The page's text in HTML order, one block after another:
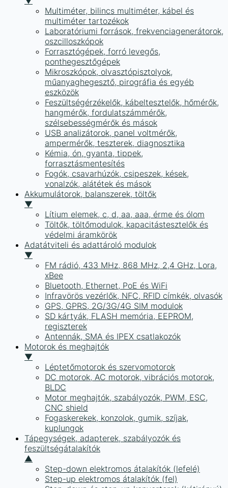
Multiméter, bilincs multiméter, kábel és
multiméter tartozékok
Laboratóriumi források, frekvenciagenerátorok,
oszcilloszkópok
Forrasztógépek, forró levegős,
ponthegesztőgépek
Mikroszkópok, olvasztópisztolyok,
műanyaghegesztő, pirográfia és egyéb
eszközök
Feszültségérzékelők, kábeltesztelők, hőmérők,
hangmérők, fordulatszámmérők,
szélsebességmérők és mások
USB analizátorok, panel voltmérők,
ampermérők, teszterek, diagnosztika
Kémia, ón, gyanta, tippek,
forrasztásmentesítés
Fogók, csavarhúzók, csipeszek, kések,
vonalzók, alátétek és mások
Akkumulátorok, balanszerek, töltők
▼
Lítium elemek, c, d, aa, aaa, érme és ólom
Töltők, töltőmodulok, kapacitástesztelők és
védelmi áramkörök
Adatátviteli és adattároló modulok
▼
FM rádió, 433 MHz, 868 MHz, 2,4 GHz, Lora,
xBee
Bluetooth, Ethernet, PoE és WiFi
Infravörös vezérlők, NFC, RFID címkék, olvasók
GPS, GPRS, 2G/3G/4G SIM modulok
SD kártyák, FLASH memória, EEPROM,
regiszterek
Antennák, SMA és IPEX csatlakozók
Motorok és meghajtók
▼
Léptetőmotorok és szervomotorok
DC motorok, AC motorok, vibrációs motorok,
BLDC
Motor meghajtók, szabályozók, PWM, ESC,
CNC shield
Fogaskerekek, konzolok, gumik, szíjak,
kuplungok
Tápegységek, adapterek, szabályozók és
feszültségátalakítók
▲
Step-down elektromos átalakítók (lefelé)
Step-up elektromos átalakítók (fel)